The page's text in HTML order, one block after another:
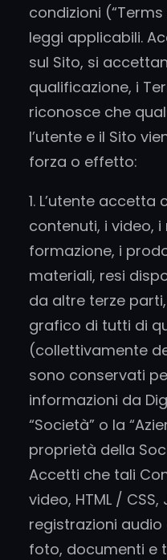
condizioni
leggi applicabili.
sul Sito, si
qualificazione, i
riconosce che
l’utente e il Sito
forza o effetto:
1. L’utente
contenuti, i video,
formazione, i
materiali, resi
da altre terze
grafico di tutti di
(collettivamente
sono conservati
informazioni da
“Società” o la
proprietà della
Accetti che tali
video, HTML /
registrazioni audio
foto, documenti e